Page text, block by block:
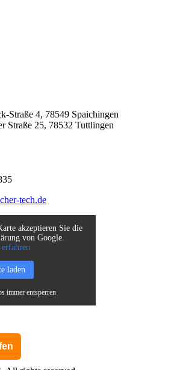
Straße 4, 78549 Spaichingen
Straße 25, 78532 Tuttlingen
tech.de
akzeptieren Sie die
von Google.
laden
immer entsperren